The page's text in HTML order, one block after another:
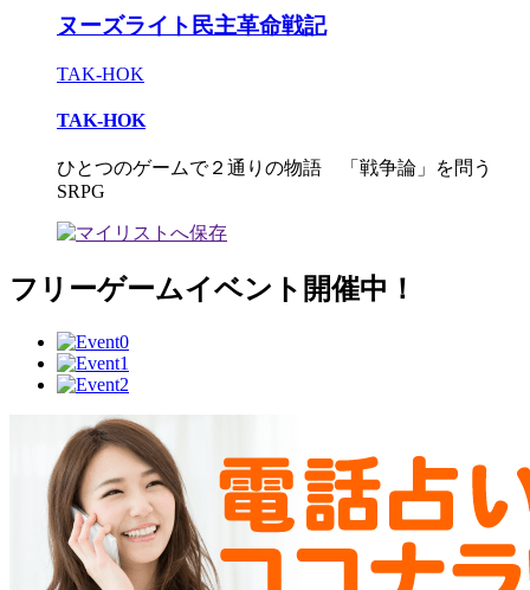
ヌーズライト民主革命戦記
TAK-HOK
TAK-HOK
ひとつのゲームで２通りの物語 「戦争論」を問う
SRPG
フリーゲームイベント開催中！